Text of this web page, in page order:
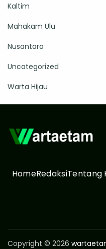
Kaltim
Mahakam Ulu
Nusantara
Uncategorized
Warta Hijau
HomeRedaksiTentang
Copyright © 2026